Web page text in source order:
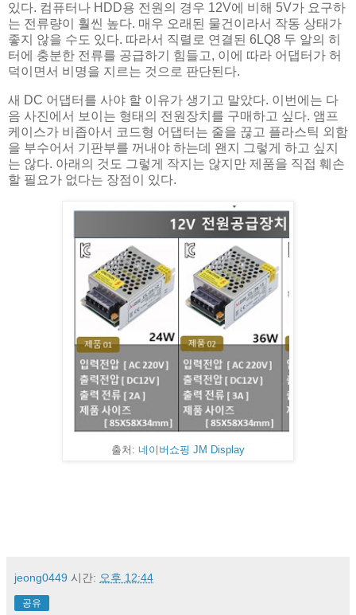
있다. 컴퓨터나 HDD용 전원의 경우 12V에 비해 5V가 요구하
는 전류량이 훨씬 높다. 매우 오래된 물건이라서 작동 상태가
좋지 않을 수도 있다. 따라서 직렬로 연결된 6LQ8 두 알의 히
터에 충분한 전류를 공급하기 힘들고, 이에 따라 어댑터가 허
덕이면서 비명을 지르는 것으로 판단된다.
새 DC 어댑터를 사야 할 이유가 생기고 말았다. 이번에는 다
음 사진에서 보이는 형태의 전원장치를 구매하고 싶다. 앰프
케이스가 비좁아서 코드형 어댑터는 줄을 끊고 플라스틱 외함
을 부수어서 기판부를 꺼내야 하는데 왠지 그렇게 하고 싶지
는 않다. 아래의 것도 그렇게 작지는 않지만 제품을 직접 훼손
할 필요가 없다는 장점이 있다.
출처: 네이버쇼핑 JM Display
jeong0449 시간: 오후 12:44
공유